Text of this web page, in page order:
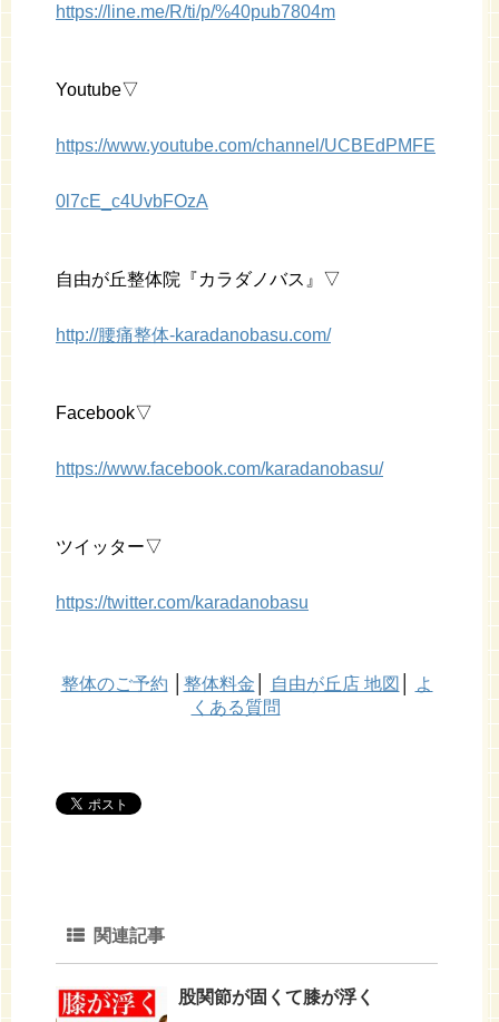
https://line.me/R/ti/p/%40pub7804m
Youtube▽
https://www.youtube.com/channel/UCBEdPMFE
0l7cE_c4UvbFOzA
自由が丘整体院『カラダノバス』▽
http://腰痛整体-karadanobasu.com/
Facebook▽
https://www.facebook.com/karadanobasu/
ツイッター▽
https://twitter.com/karadanobasu
整体のご予約 整体料金 自由が丘店 地図
よ
くある質問
関連記事
股関節が固くて膝が浮く